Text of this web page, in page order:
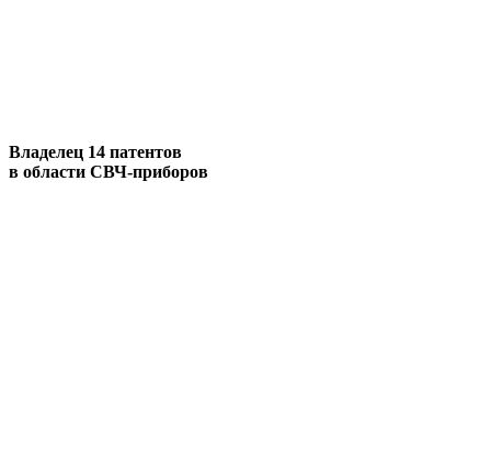
Владелец 14 патентов
в области СВЧ-приборов